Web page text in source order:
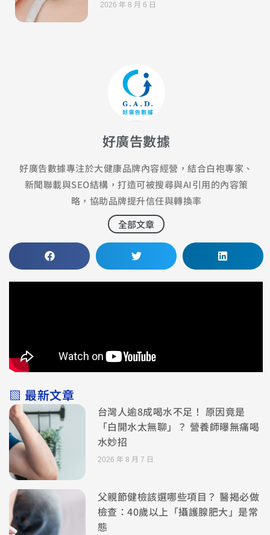
2026 年 8 月 6 日
好廣告數據
好廣告數據專注於大健康品牌內容經營，結合白袍專家、
新聞聯載與SEO結構，打造可被搜尋與AI引用的內容策
略，協助品牌提升信任與轉換率
全部文章
▧ 最新文章
台灣人逾8成喝水不足！ 原因竟是
「白開水太無聊」？ 營養師曝無痛喝
水妙招
2026 年 8 月 7 日
父親節健檢該選哪些項目？ 醫揭必做
檢查：40歲以上「攝護腺肥大」是常
態